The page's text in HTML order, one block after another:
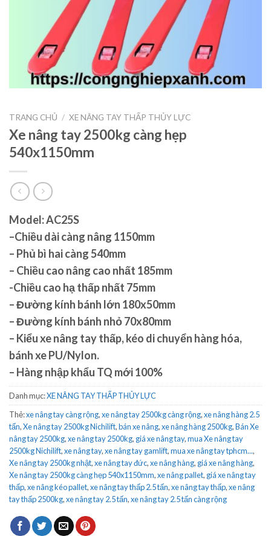
TRANG CHỦ / XE NÂNG TAY THẤP THỦY LỰC
Xe nâng tay 2500kg càng hẹp
540x1150mm
Model: AC25S
–Chiều dài càng nâng 1150mm
– Phủ bì hai càng 540mm
– Chiều cao nâng cao nhất 185mm
-Chiều cao hạ thấp nhất 75mm
– Đường kính bánh lớn 180x50mm
– Đường kính bánh nhỏ 70x80mm
– Kiểu xe nâng tay thấp, kéo di chuyển hàng hóa,
bánh xe PU/Nylon.
– Hàng nhập khẩu TQ mới 100%
Danh mục:XE NÂNG TAY THẤP THỦY LỰC
Thẻ:xe nâng tay càng rộng,xe nâng tay 2500kg càng rộng,xe nâng hàng 2.5
tấn,Xe nâng tay 2500kg Nichilift,bán xe nâng,xe nâng hàng 2500kg,Bán Xe
nâng tay 2500kg,xe nâng tay 2500kg, giá xe nâng tay,mua Xe nâng tay
2500kg Nichilift,xe nâng tay,xe nâng tay gamlift,mua xe nâng tay tphcm...,
Xe nâng tay 2500kg nhật,xe nâng tay đức,xe nâng hàng, giá xe nâng hàng,
Xe nâng tay 2500kg càng hẹp 540x1150mm,xe nâng pallet, giá xe nâng tay
thấp,xe nâng kéo pallet,xe nâng tay thấp 2.5 tấn,xe nâng tay thấp,xe nâng
tay thấp 2500kg,xe nâng tay 2.5 tấn,xe nâng tay 2.5 tấn càng rộng